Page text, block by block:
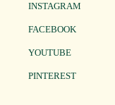
INSTAGRAM
FACEBOOK
YOUTUBE
PINTEREST